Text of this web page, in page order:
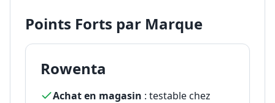
Points Forts par Marque
Rowenta
Achat en magasin : testable chez